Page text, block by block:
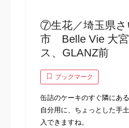
⑦生花／埼玉県さ
市 Belle Vie 大
ス、GLANZ前
ブックマーク
缶詰のケーキのすぐ隣にあ
自分用に、ちょっとした手
入できますね。